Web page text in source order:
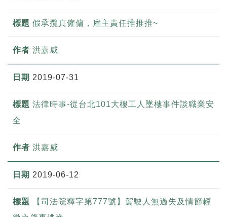
假承攬真僱傭，雇主責任推推推~
洪嘉威
2019-07-31
法律時事-從台北101大樓工人墜樓事件談職業安
全
洪嘉威
2019-06-12
【司法院釋字第777號】駕駛人無過失及情節輕